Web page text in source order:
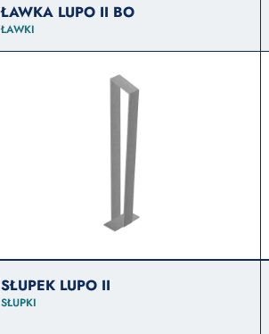
ŁAWKA LUPO II BO
ŁAWKI
SŁUPEK LUPO II
SŁUPKI